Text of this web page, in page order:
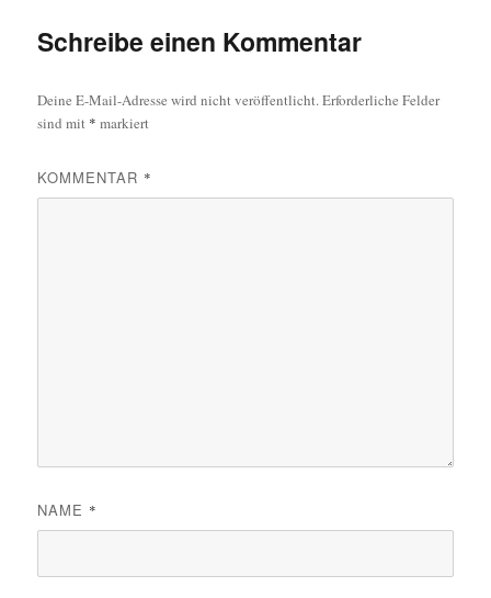
Schreibe einen Kommentar
Deine E-Mail-Adresse wird nicht veröffentlicht.Erforderliche Felder
sind mit * markiert
KOMMENTAR *
NAME *